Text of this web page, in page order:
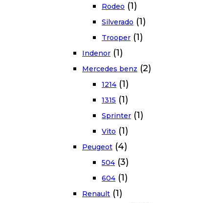
Rodeo (1)
Silverado (1)
Trooper (1)
Indenor (1)
Mercedes benz (2)
1214 (1)
1315 (1)
Sprinter (1)
Vito (1)
Peugeot (4)
504 (3)
604 (1)
Renault (1)